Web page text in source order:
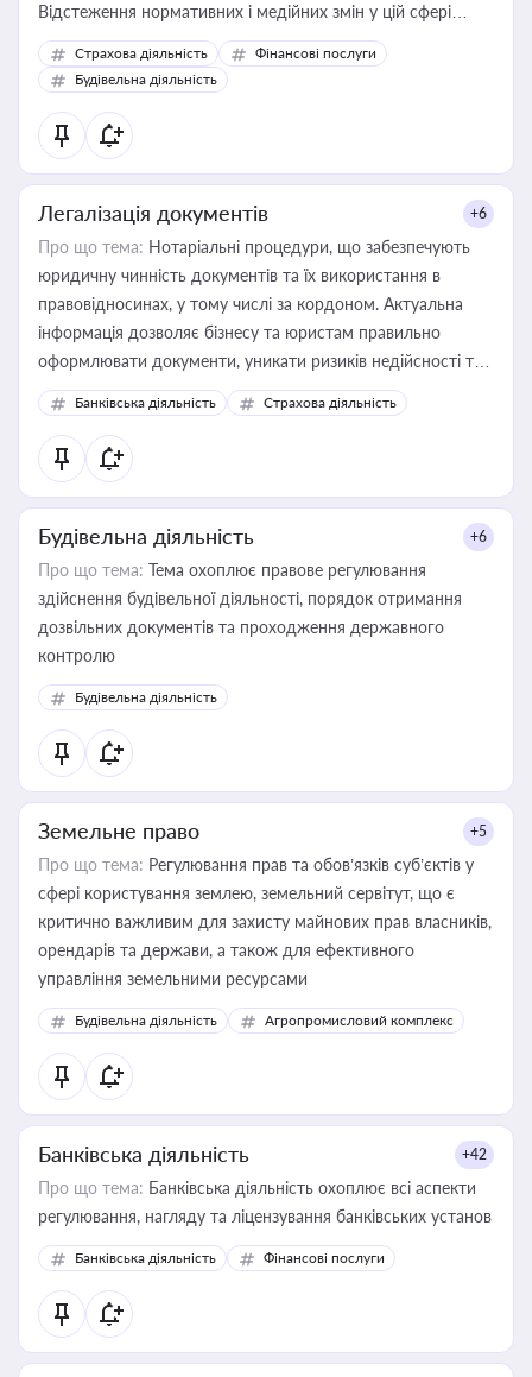
Відстеження нормативних і медійних змін у цій сфері
корисне для власника бізнесу, керівника, юриста або
бухгалтера під час оподаткування, приватизації, оренди
державного майна, корпоративних угод і перевірки
статусу суб'єктів оціночної діяльності
Страхова діяльність
Фінансові послуги
Будівельна діяльність
Легалізація документів +6
Про що тема: Нотаріальні процедури, що забезпечують
юридичну чинність документів та їх використання в
правовідносинах, у тому числі за кордоном. Актуальна
інформація дозволяє бізнесу та юристам правильно
оформлювати документи, уникати ризиків недійсності та
забезпечувати їх належне прийняття органами влади та
контрагентами
Банківська діяльність Страхова діяльність
Будівельна діяльність +6
Про що тема: Тема охоплює правове регулювання
здійснення будівельної діяльності, порядок отримання
дозвільних документів та проходження державного
контролю
Будівельна діяльність
Земельне право +5
Про що тема: Регулювання прав та обов’язків суб’єктів у
сфері користування землею, земельний сервітут, що є
критично важливим для захисту майнових прав власників,
орендарів та держави, а також для ефективного
управління земельними ресурсами
Будівельна діяльність Агропромисловий комплекс
Банківська діяльність +42
Про що тема: Банківська діяльність охоплює всі аспекти
регулювання, нагляду та ліцензування банківських установ
Банківська діяльність Фінансові послуги